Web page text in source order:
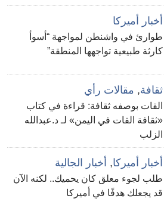
أخبار أميركا
طوارئ في واشنطن لمواجهة “أسوأ
كارثة طبيعية تواجهها المنطقة”
ثقافة, مقالات رأي
القات بوصفه ثقافة: قراءة في كتاب
«ثقافة القات في اليمن» لـ د.عبدالله
الزلب
أخبار أميركا, أخبار الجالية
طلب لجوء معلق كان يحميك.. لكنه الآن
قد يجعلك هدفًا في أميركا